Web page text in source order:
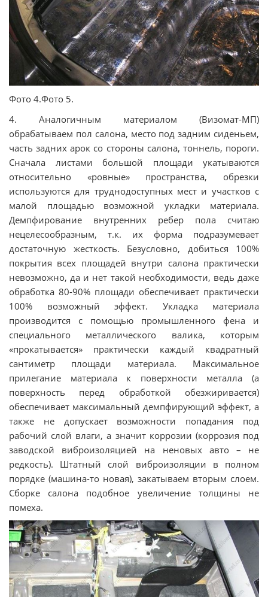
Фото 4.Фото 5.
4. Аналогичным материалом (Визомат-МП)
обрабатываем пол салона, место под задним сиденьем,
часть задних арок со стороны салона, тоннель, пороги.
Сначала листами большой площади укатываются
относительно «ровные» пространства, обрезки
используются для труднодоступных мест и участков с
малой площадью возможной укладки материала.
Демпфирование внутренних ребер пола считаю
нецелесообразным, т.к. их форма подразумевает
достаточную жесткость. Безусловно, добиться 100%
покрытия всех площадей внутри салона практически
невозможно, да и нет такой необходимости, ведь даже
обработка 80-90% площади обеспечивает практически
100% возможный эффект. Укладка материала
производится с помощью промышленного фена и
специального металлического валика, которым
«прокатывается» практически каждый квадратный
сантиметр площади материала. Максимальное
прилегание материала к поверхности металла (а
поверхность перед обработкой обезжиривается)
обеспечивает максимальный демпфирующий эффект, а
также не допускает возможности попадания под
рабочий слой влаги, а значит коррозии (коррозия под
заводской виброизоляцией на неновых авто – не
редкость). Штатный слой виброизоляции в полном
порядке (машина-то новая), закатываем вторым слоем.
Сборке салона подобное увеличение толщины не
помеха.